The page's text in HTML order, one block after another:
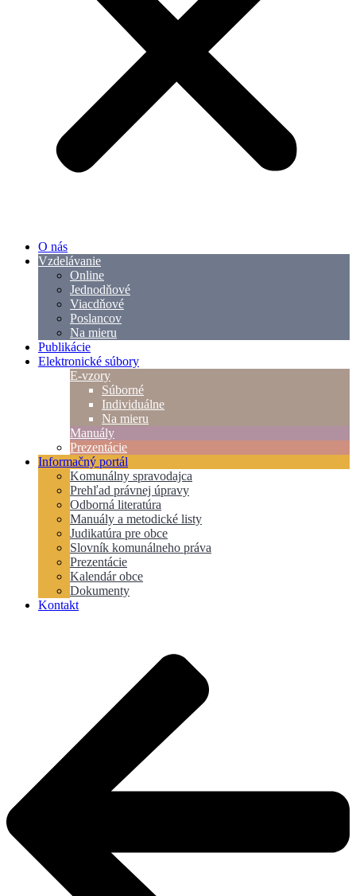
O nás
Vzdelávanie
Online
Jednodňové
Viacdňové
Poslancov
Na mieru
Publikácie
Elektronické súbory
E-vzory
Súborné
Individuálne
Na mieru
Manuály
Prezentácie
Informačný portál
Komunálny spravodajca
Prehľad právnej úpravy
Odborná literatúra
Manuály a metodické listy
Judikatúra pre obce
Slovník komunálneho práva
Prezentácie
Kalendár obce
Dokumenty
Kontakt